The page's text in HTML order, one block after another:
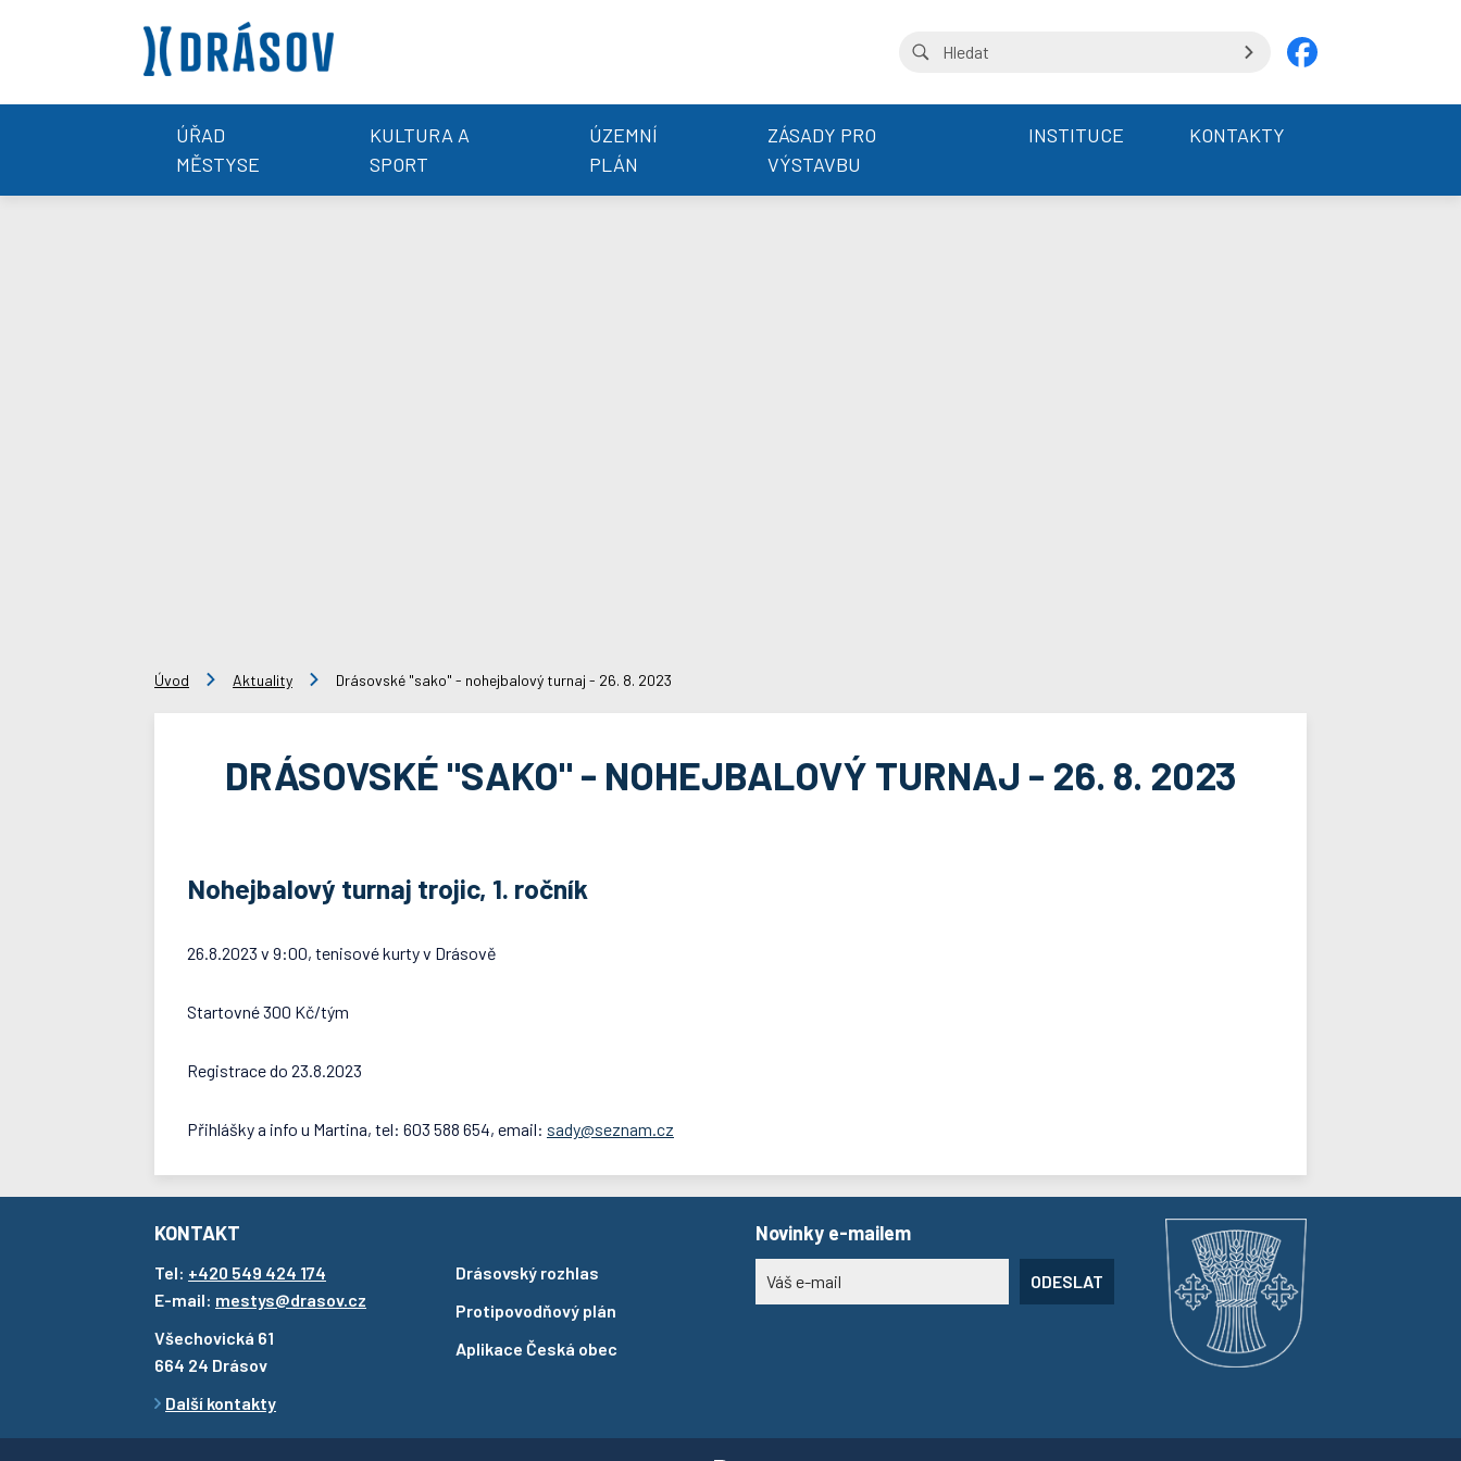
ÚŘAD
MĚSTYSE
KULTURA A
SPORT
ÚZEMNÍ
PLÁN
ZÁSADY PRO
VÝSTAVBU
INSTITUCE KONTAKTY
Úvod Aktuality Drásovské "sako" - nohejbalový turnaj - 26. 8. 2023
DRÁSOVSKÉ "SAKO" - NOHEJBALOVÝ TURNAJ - 26. 8. 2023
Nohejbalový turnaj trojic, 1. ročník
26.8.2023 v 9:00, tenisové kurty v Drásově
Startovné 300 Kč/tým
Registrace do 23.8.2023
Přihlášky a info u Martina, tel: 603 588 654, email: sady@seznam.cz
KONTAKT
Tel: +420 549 424 174
E-mail: mestys@drasov.cz
Všechovická 61
664 24 Drásov
Další kontakty
Drásovský rozhlas
Protipovodňový plán
Aplikace Česká obec
Novinky e-mailem
ODESLAT